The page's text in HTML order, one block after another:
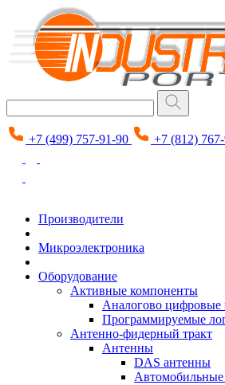
+7 (499) 757-91-90 +7 (812)
Производители
Микроэлектроника
Оборудование
Активные компоненты
Аналогово цифровые
Программируемые
Антенно-фидерный тракт
Антенны
DAS антенны